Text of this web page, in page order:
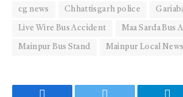
cg news Chhattisgarh police
Live Wire Bus Accident Maa Sarda Bus
Mainpur Bus Stand Mainpur Local News